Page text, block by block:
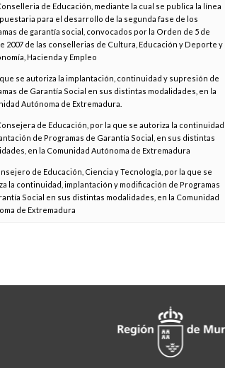
de Educación, mediante la cual se publica la línea
para el desarrollo de la segunda fase de los
de garantía social, convocados por la Orden de 5 de
2007 de las consellerias de Cultura, Educación y Deporte y
Hacienda y Empleo
se autoriza la implantación, continuidad y supresión de
de Garantía Social en sus distintas modalidades, en la
Autónoma de Extremadura.
de Educación, por la que se autoriza la continuidad
de Programas de Garantía Social, en sus distintas
en la Comunidad Autónoma de Extremadura
de Educación, Ciencia y Tecnología, por la que se
la continuidad, implantación y modificación de Programas
Social en sus distintas modalidades, en la Comunidad
de Extremadura